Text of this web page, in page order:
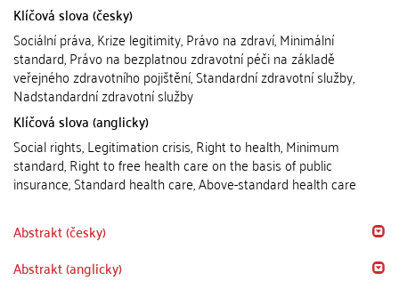
Klíčová slova (česky)
Sociální práva, Krize legitimity, Právo na zdraví, Minimální
standard, Právo na bezplatnou zdravotní péči na základě
veřejného zdravotního pojištění, Standardní zdravotní služby,
Nadstandardní zdravotní služby
Klíčová slova (anglicky)
Social rights, Legitimation crisis, Right to health, Minimum
standard, Right to free health care on the basis of public
insurance, Standard health care, Above-standard health care
Abstrakt (česky)
Abstrakt (anglicky)